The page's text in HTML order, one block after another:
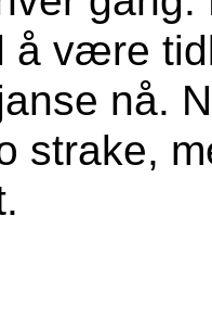
å være
nå.
strake,